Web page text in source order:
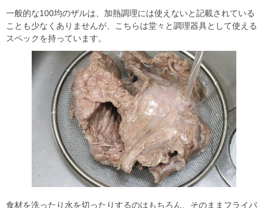
一般的な100均のザルは、加熱調理には使えないと記載されている
ことも少なくありませんが、こちらは堂々と調理器具として使える
スペックを持っています。
食材を洗ったり水を切ったりするのはもちろん、そのままフライパ